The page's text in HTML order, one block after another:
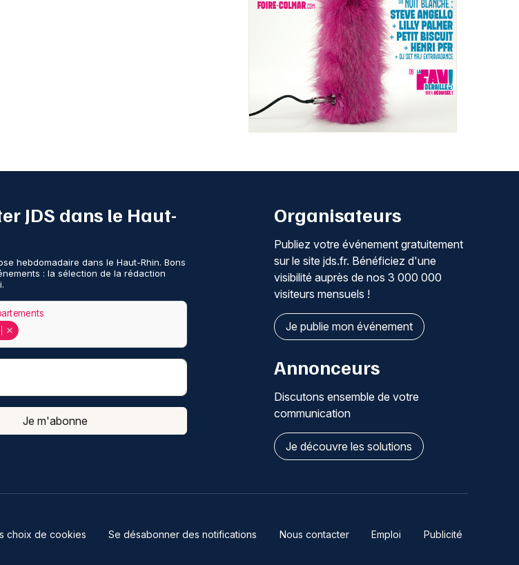
JDS dans le Haut-
hebdomadaire dans le Haut-Rhin. Bons
: la sélection de la rédaction
Je m'abonne
Organisateurs
Publiez votre événement gratuitement
sur le site jds.fr. Bénéficiez d'une
visibilité auprès de nos 3 000 000
visiteurs mensuels !
Je publie mon événement
Annonceurs
Discutons ensemble de votre
communication
Je découvre les solutions
choix de cookies Se désabonner des notifications Nous contacter Emploi Publicité